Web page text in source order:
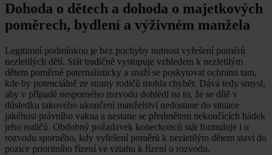
Dohoda o dětech a dohoda o majetkových
poměrech, bydlení a výživném manžela
Legitimní podmínkou je bez pochyby nutnost vyřešení poměrů
nezletilých dětí. Stát tradičně vystupuje vzhledem k nezletilým
dětem poměrně paternalisticky a snaží se poskytovat ochranu tam,
kde by potenciálně ze strany rodičů mohla chybět. Dává tedy smysl,
aby v případě nesporného rozvodu dohlédl na to, že se dítě v
důsledku takového ukončení manželství nedostane do situace
jakéhosi právního vakua a nestane se předmětem nekončících hádek
jeho rodičů. Obdobný požadavek koneckonců stát formuluje i u
rozvodu sporného, kdy vyřešení poměrů k nezletilým dětem staví do
pozice prioritního řízení ve vztahu k řízení o rozvodu.